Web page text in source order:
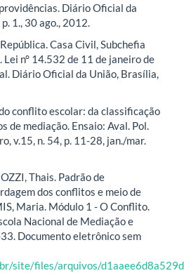
Diário Oficial da
1., 30 ago., 2012.
Casa Civil, Subchefia
n° 14.532 de 11 de janeiro de
Diário Oficial da União, Brasília,
conflito escolar: da classificação
de mediação. Ensaio: Aval. Pol.
v.15, n. 54, p. 11-28, jan./mar.
Thais. Padrão de
dos conflitos e meio de
Maria. Módulo 1 - O Conflito.
Nacional de Mediação e
Documento eletrônico sem
site/files/arquivos/